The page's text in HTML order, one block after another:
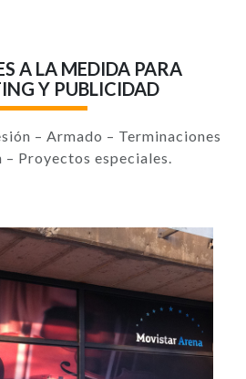
A LA MEDIDA PARA
Y PUBLICIDAD
– Armado – Terminaciones
– Proyectos especiales.